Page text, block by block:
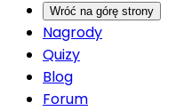
Wróć na górę strony
Nagrody
Quizy
Blog
Forum